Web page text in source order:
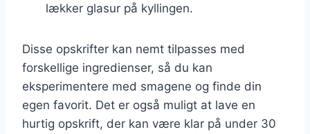
lækker glasur på kyllingen.
Disse opskrifter kan nemt tilpasses med
forskellige ingredienser, så du kan
eksperimentere med smagene og finde din
egen favorit. Det er også muligt at lave en
hurtig opskrift, der kan være klar på under 30